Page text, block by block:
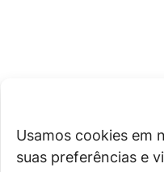
Usamos cookies em
suas preferências e